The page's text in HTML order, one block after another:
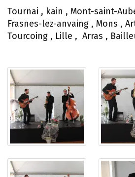
Tournai , kain , Mont-saint-
Frasnes-lez-anvaing , Mons ,
Tourcoing , Lille , Arras ,